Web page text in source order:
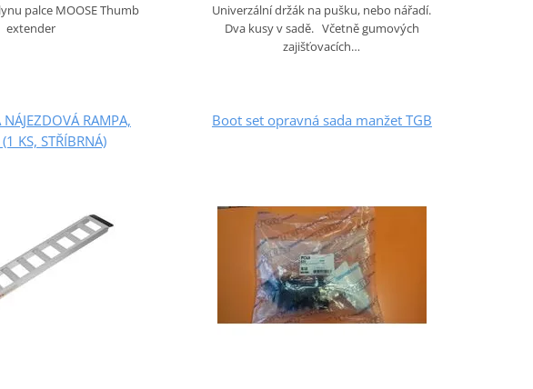
palce MOOSE Thumb
extender
Univerzální držák na pušku, nebo nářadí.
Dva kusy v sadě. Včetně gumových
zajišťovacích…
RAMPA,
KS, STŘÍBRNÁ)
Boot set opravná sada manžet TGB